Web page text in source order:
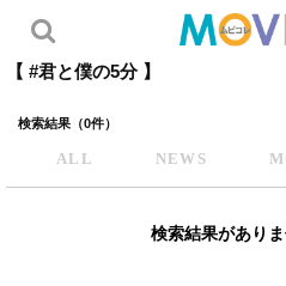
【 #君と僕の5分 】
検索結果（0件）
ALL NEWS
検索結果がありま